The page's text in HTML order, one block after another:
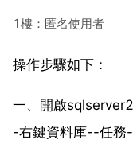
1樓：匿名使用者
操作步驟如下：
一、開啟
-右鍵資料庫--任務